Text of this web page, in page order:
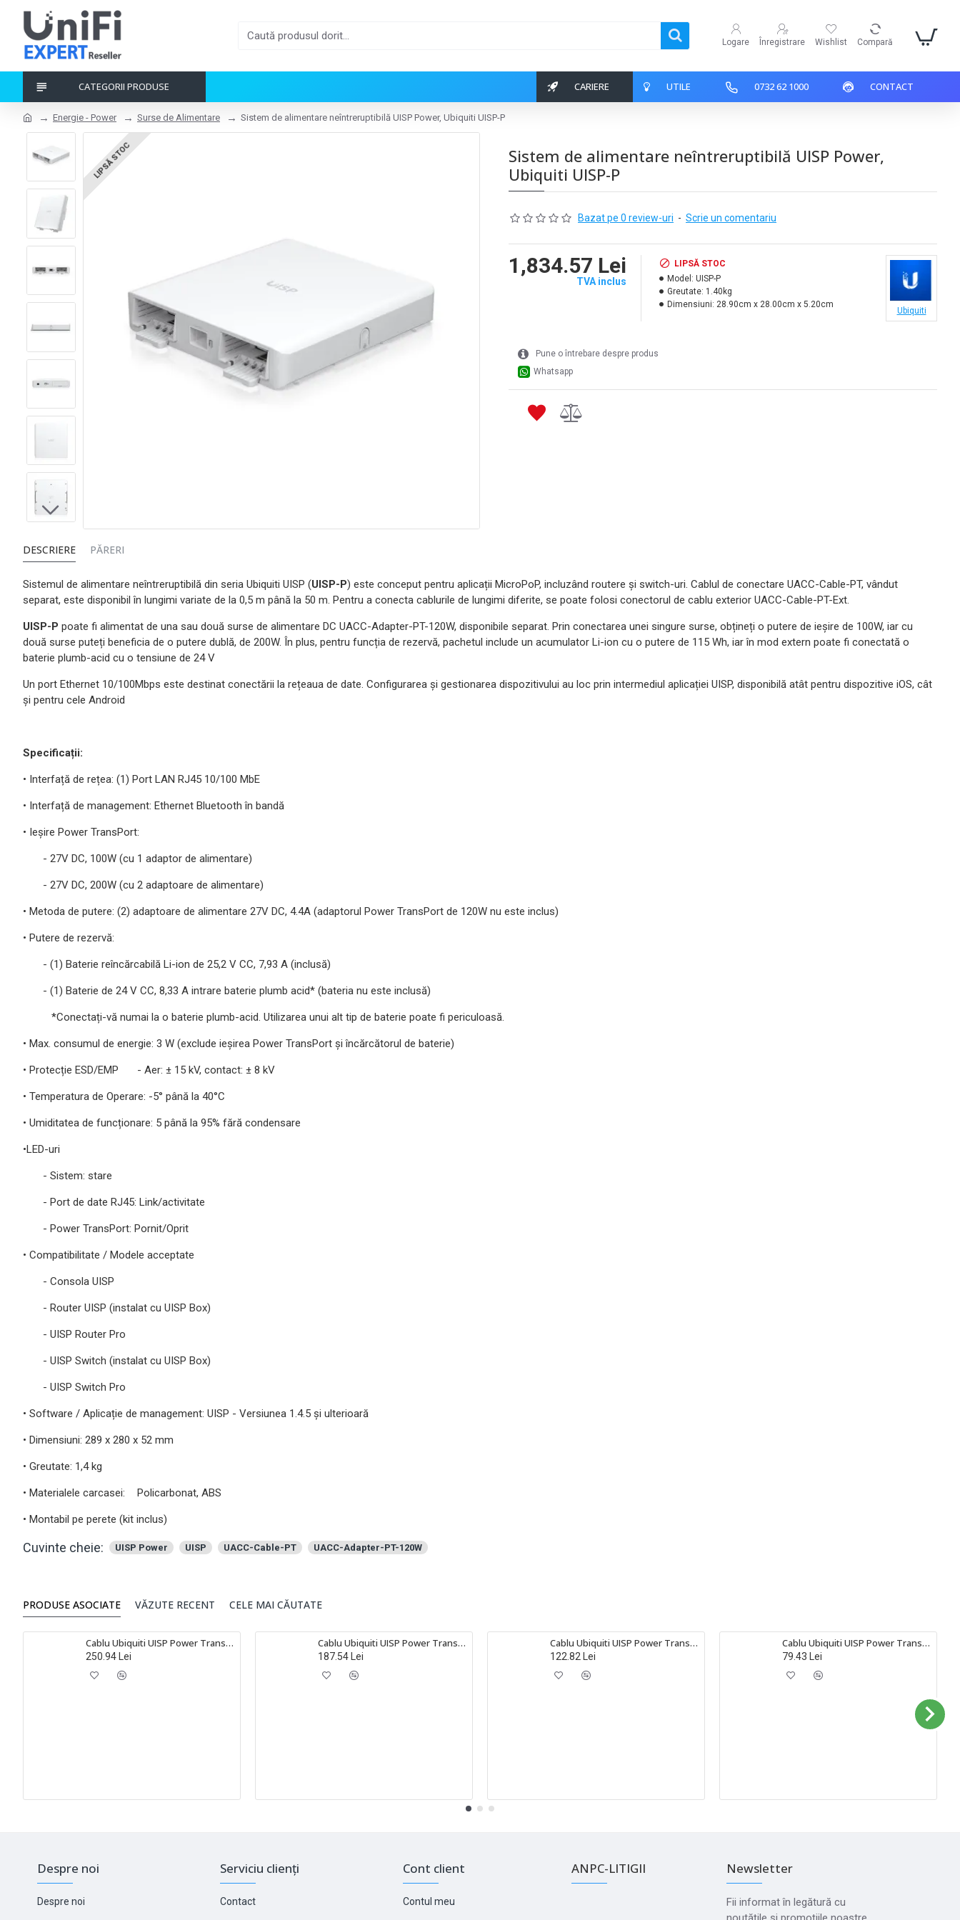
Logare Înregistrare Wishlist Compară
CATEGORII PRODUSE CARIERE UTILE 0732 62 1000 CONTACT
Energie - Power Surse de Alimentare Sistem de alimentare neîntreruptibilă UISP Power, Ubiquiti UISP-P
LIPSĂ STOC
Sistem de alimentare neîntreruptibilă UISP Power,
Ubiquiti UISP-P
Bazat pe 0 review-uri - Scrie un comentariu
1,834.57 Lei
TVA inclus
LIPSĂ STOC
Model: UISP-P
Greutate: 1.40kg
Dimensiuni: 28.90cm x 28.00cm x 5.20cm
Ubiquiti
Pune o întrebare despre produs
Whatsapp
DESCRIERE PĂRERI
Sistemul de alimentare neîntreruptibilă din seria Ubiquiti UISP (UISP-P) este conceput pentru aplicații MicroPoP, incluzând routere și switch-uri. Cablul de conectare UACC-Cable-PT, vândut
separat, este disponibil în lungimi variate de la 0,5 m până la 50 m. Pentru a conecta cablurile de lungimi diferite, se poate folosi conectorul de cablu exterior UACC-Cable-PT-Ext.
UISP-P poate fi alimentat de una sau două surse de alimentare DC UACC-Adapter-PT-120W, disponibile separat. Prin conectarea unei singure surse, obțineți o putere de ieșire de 100W, iar cu
două surse puteți beneficia de o putere dublă, de 200W. În plus, pentru funcția de rezervă, pachetul include un acumulator Li-ion cu o putere de 115 Wh, iar în mod extern poate fi conectată o
baterie plumb-acid cu o tensiune de 24 V
Un port Ethernet 10/100Mbps este destinat conectării la rețeaua de date. Configurarea și gestionarea dispozitivului au loc prin intermediul aplicației UISP, disponibilă atât pentru dispozitive iOS, cât
și pentru cele Android
Specificații:
• Interfață de rețea: (1) Port LAN RJ45 10/100 MbE
• Interfață de management: Ethernet Bluetooth în bandă
• Ieșire Power TransPort:
- 27V DC, 100W (cu 1 adaptor de alimentare)
- 27V DC, 200W (cu 2 adaptoare de alimentare)
• Metoda de putere: (2) adaptoare de alimentare 27V DC, 4.4A (adaptorul Power TransPort de 120W nu este inclus)
• Putere de rezervă:
- (1) Baterie reîncărcabilă Li-ion de 25,2 V CC, 7,93 A (inclusă)
- (1) Baterie de 24 V CC, 8,33 A intrare baterie plumb acid* (bateria nu este inclusă)
*Conectați-vă numai la o baterie plumb-acid. Utilizarea unui alt tip de baterie poate fi periculoasă.
• Max. consumul de energie: 3 W (exclude ieșirea Power TransPort și încărcătorul de baterie)
• Protecție ESD/EMP - Aer: ± 15 kV, contact: ± 8 kV
• Temperatura de Operare: -5° până la 40°C
• Umiditatea de funcționare: 5 până la 95% fără condensare
•LED-uri
- Sistem: stare
- Port de date RJ45: Link/activitate
- Power TransPort: Pornit/Oprit
• Compatibilitate / Modele acceptate
- Consola UISP
- Router UISP (instalat cu UISP Box)
- UISP Router Pro
- UISP Switch (instalat cu UISP Box)
- UISP Switch Pro
• Software / Aplicație de management: UISP - Versiunea 1.4.5 și ulterioară
• Dimensiuni: 289 x 280 x 52 mm
• Greutate: 1,4 kg
• Materialele carcasei: Policarbonat, ABS
• Montabil pe perete (kit inclus)
Cuvinte cheie: UISP Power UISP UACC-Cable-PT UACC-Adapter-PT-120W
PRODUSE ASOCIATE VĂZUTE RECENT CELE MAI CĂUTATE
Cablu Ubiquiti UISP Power TransPort de 10 metri, alb, UACC-CABLE-PT-10M
250.94 Lei
Cablu Ubiquiti UISP Power TransPort de 5 metri, alb, UACC-CABLE-PT-5M
187.54 Lei
Cablu Ubiquiti UISP Power TransPort de 3 metri, alb, UACC-Cable-PT-3M
122.82 Lei
Cablu Ubiquiti UISP Power TransPort de 1.5 metri, alb, UACC-CABLE-PT-1.5M
79.43 Lei
Despre noi
Despre noi
Serviciu clienți
Contact
Cont client
Contul meu
ANPC-LITIGII Newsletter
Fii informat în legătură cu